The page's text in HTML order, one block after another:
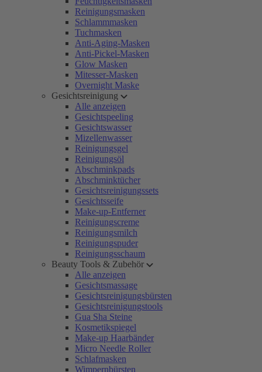
Reinigungsmasken
Schlammmasken
Tuchmasken
Anti-Aging-Masken
Anti-Pickel-Masken
Glow Masken
Mitesser-Masken
Overnight Maske
Gesichtsreinigung
Alle anzeigen
Gesichtspeeling
Gesichtswasser
Mizellenwasser
Reinigungsgel
Reinigungsöl
Abschminkpads
Abschminktücher
Gesichtsreinigungssets
Gesichtsseife
Make-up-Entferner
Reinigungscreme
Reinigungsmilch
Reinigungspuder
Reinigungsschaum
Beauty Tools & Zubehör
Alle anzeigen
Gesichtsmassage
Gesichtsreinigungsbürsten
Gesichtsreinigungstools
Gua Sha Steine
Kosmetikspiegel
Make-up Haarbänder
Micro Needle Roller
Schlafmasken
Wimpernbürsten